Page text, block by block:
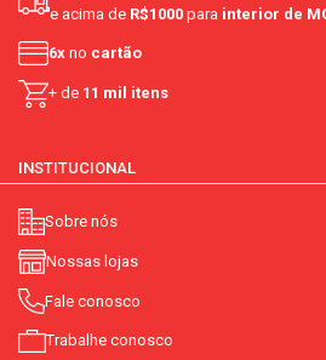
e acima de R$1000 para interior de
6x no cartão
+ de 11 mil itens
INSTITUCIONAL
Sobre nós
Nossas lojas
Fale conosco
Trabalhe conosco